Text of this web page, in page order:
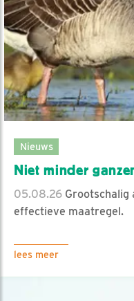
Nieuws
Niet minder
05.08.26 Grootschalig
effectieve maatregel.
lees meer